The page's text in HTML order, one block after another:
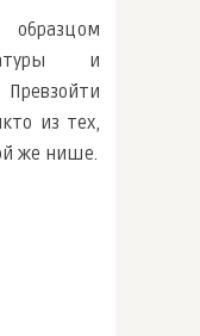
и
из тех,
же нише.